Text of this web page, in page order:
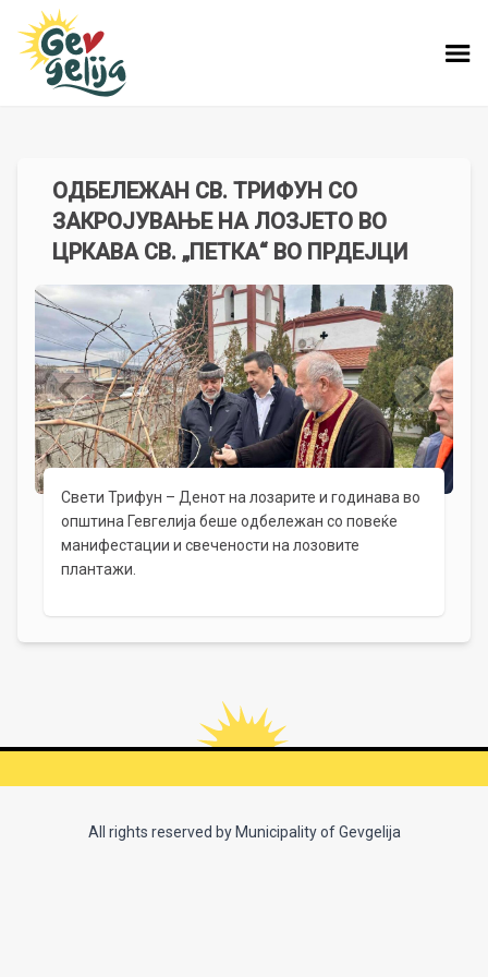
OДБЕЛЕЖАН СВ. ТРИФУН СО
ЗАКРОЈУВАЊЕ НА ЛОЗЈЕТО ВО
ЦРКАВА СВ. „ПЕТКА“ ВО ПРДЕЈЦИ
Свети Трифун – Денот на лозарите и годинава во
општина Гевгелија беше одбележан со повеќе
манифестации и свечености на лозовите
плантажи.
All rights reserved by Municipality of Gevgelija